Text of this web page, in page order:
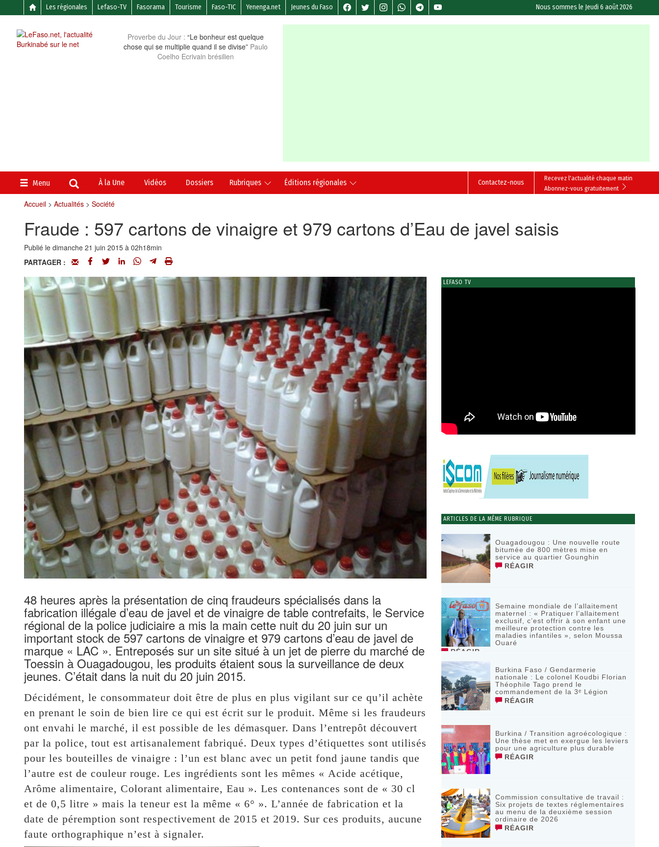
Les régionales Lefaso-TV Fasorama Tourisme Faso-TIC Yenenga.net Jeunes du Faso Nous sommes le Jeudi 6 août 2026
Proverbe du Jour : “Le bonheur est quelque
chose qui se multiplie quand il se divise” Paulo
Coelho Ecrivain brésilien
Menu À la Une Vidéos Dossiers Rubriques Éditions régionales
Recevez l'actualité chaque matin
Abonnez-vous gratuitement
Contactez-nous
Accueil> Actualités> Société
Fraude : 597 cartons de vinaigre et 979 cartons d’Eau de javel saisis
Publié le dimanche 21 juin 2015 à 02h18min
PARTAGER :
48 heures après la présentation de cinq fraudeurs spécialisés dans la
fabrication illégale d’eau de javel et de vinaigre de table contrefaits, le Service
régional de la police judiciaire a mis la main cette nuit du 20 juin sur un
important stock de 597 cartons de vinaigre et 979 cartons d’eau de javel de
marque « LAC ». Entreposés sur un site situé à un jet de pierre du marché de
Toessin à Ouagadougou, les produits étaient sous la surveillance de deux
jeunes. C’était dans la nuit du 20 juin 2015.
Décidément, le consommateur doit être de plus en plus vigilant sur ce qu’il achète
en prenant le soin de bien lire ce qui est écrit sur le produit. Même si les fraudeurs
ont envahi le marché, il est possible de les démasquer. Dans l’entrepôt découvert
par la police, tout est artisanalement fabriqué. Deux types d’étiquettes sont utilisés
pour les bouteilles de vinaigre : l’un est blanc avec un petit fond jaune tandis que
l’autre est de couleur rouge. Les ingrédients sont les mêmes « Acide acétique,
Arôme alimentaire, Colorant alimentaire, Eau ». Les contenances sont de « 30 cl
et de 0,5 litre » mais la teneur est la même « 6° ». L’année de fabrication et la
date de péremption sont respectivement de 2015 et 2019. Sur ces produits, aucune
faute orthographique n’est à signaler.
LEFASO TV
ARTICLES DE LA MÊME RUBRIQUE
Ouagadougou : Une nouvelle route
bitumée de 800 mètres mise en
service au quartier Gounghin
RÉAGIR
Semaine mondiale de l’allaitement
maternel : « Pratiquer l’allaitement
exclusif, c’est offrir à son enfant une
meilleure protection contre les
maladies infantiles », selon Moussa
Ouaré
RÉAGIR
Burkina Faso / Gendarmerie
nationale : Le colonel Koudbi Florian
Théophile Tago prend le
commandement de la 3ᵉ Légion
RÉAGIR
Burkina / Transition agroécologique :
Une thèse met en exergue les leviers
pour une agriculture plus durable
RÉAGIR
Commission consultative de travail :
Six projets de textes réglementaires
au menu de la deuxième session
ordinaire de 2026
RÉAGIR